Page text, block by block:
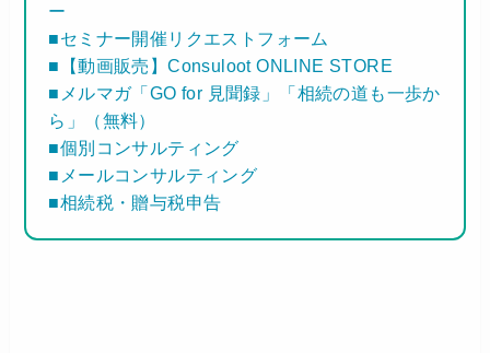
ー
■セミナー開催リクエストフォーム
■【動画販売】Consuloot ONLINE STORE
■メルマガ「GO for 見聞録」「相続の道も一歩か
ら」（無料）
■個別コンサルティング
■メールコンサルティング
■相続税・贈与税申告